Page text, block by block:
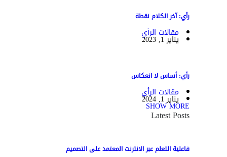
رأي: آخر الكلام نقطة
مقالات الرأي
يناير 1, 2023
رأي: أساس لا انعكاس
مقالات الرأي
يناير 1, 2024
SHOW MORE
Latest Posts
فاعلية التعلم عبر الانترنت المعتمد على التصميم